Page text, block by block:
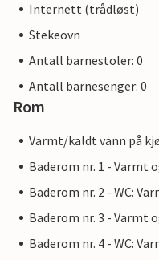
Internett (trådløst)
Stekeovn
Antall barnestoler: 0
Antall barnesenger: 0
Rom
Varmt/kaldt vann på
Baderom nr. 1 - Varmt
Baderom nr. 2 - WC:
Baderom nr. 3 - Varmt
Baderom nr. 4 - WC: